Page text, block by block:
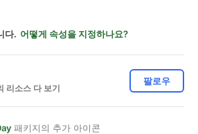
다. 어떻게 속성을 지정하나요?
리소스 다 보기
팔로우
패키지의 추가 아이콘